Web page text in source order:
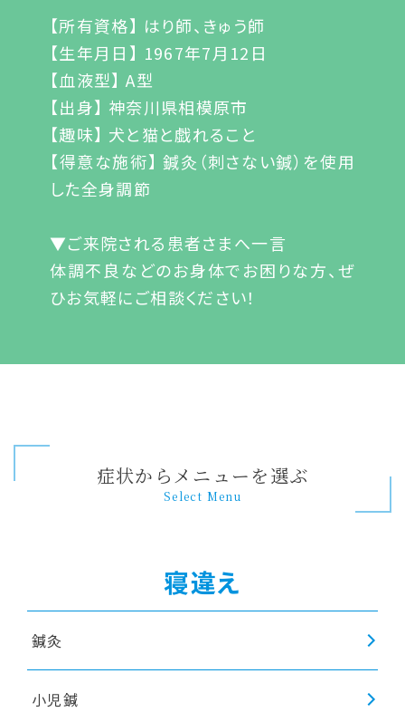
【所有資格】 はり師、きゅう師
【生年月日】 1967年7月12日
【血液型】 A型
【出身】 神奈川県相模原市
【趣味】 犬と猫と戯れること
【得意な施術】 鍼灸（刺さない鍼）を使用
した全身調節
▼ご来院される患者さまへ一言
体調不良などのお身体でお困りな方、ぜ
ひお気軽にご相談ください！
症状からメニューを選ぶ
Select Menu
寝違え
鍼灸
小児鍼